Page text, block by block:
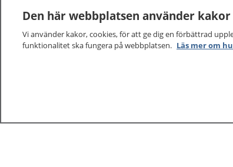
1177 –tryggt om din hälsa och
Den här webbplatsen använder kakor
Vi använder kakor, cookies, för att ge dig en förbättrad
funktionalitet ska fungera på webbplatsen. Läs mer om